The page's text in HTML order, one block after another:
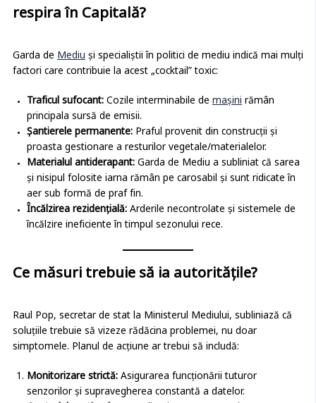
respira în Capitală?
Garda de Mediu și specialiștii în politici de mediu indică mai mulți
factori care contribuie la acest „cocktail” toxic:
Traficul sufocant: Cozile interminabile de mașini rămân
principala sursă de emisii.
Șantierele permanente: Praful provenit din construcții și
proasta gestionare a resturilor vegetale/materialelor.
Materialul antiderapant: Garda de Mediu a subliniat că sarea
și nisipul folosite iarna rămân pe carosabil și sunt ridicate în
aer sub formă de praf fin.
Încălzirea rezidențială: Arderile necontrolate și sistemele de
încălzire ineficiente în timpul sezonului rece.
Ce măsuri trebuie să ia autoritățile?
Raul Pop, secretar de stat la Ministerul Mediului, subliniază că
soluțiile trebuie să vizeze rădăcina problemei, nu doar
simptomele. Planul de acțiune ar trebui să includă:
Monitorizare strictă: Asigurarea funcționării tuturor
senzorilor și supravegherea constantă a datelor.